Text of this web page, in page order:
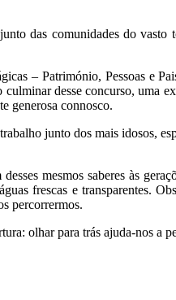
das comunidades do
– Património, Pessoas e
desse concurso, uma
generosa connosco.
junto dos mais idosos,
mesmos saberes às
frescas e transparentes.
percorrermos.
olhar para trás ajuda-nos